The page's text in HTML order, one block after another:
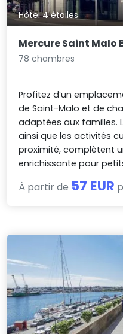
Hôtel 4 étoiles
Mercure Saint Malo
78 chambres
Profitez d’un
de Saint-Malo et de
adaptées aux familles.
ainsi que les activités
proximité, complètent
enrichissante pour
À partir de 57 EUR